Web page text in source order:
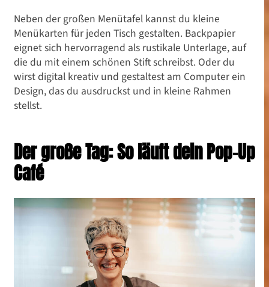
Neben der großen Menütafel kannst du kleine
Menükarten für jeden Tisch gestalten. Backpapier
eignet sich hervorragend als rustikale Unterlage, auf
die du mit einem schönen Stift schreibst. Oder du
wirst digital kreativ und gestaltest am Computer ein
Design, das du ausdruckst und in kleine Rahmen
stellst.
Der große Tag: So läuft dein Pop-Up
Café